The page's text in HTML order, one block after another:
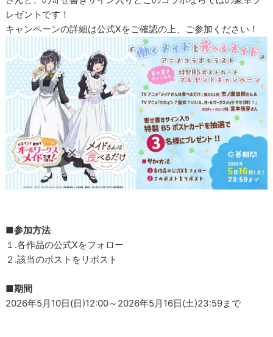
レゼントです！
キャンペーンの詳細は公式Xをご確認の上、ご参加ください！
■参加方法
１.各作品の公式Xをフォロー
２.該当のポストをリポスト
■期間
2026年5月10日(日)12:00～2026年5月16日(土)23:59まで